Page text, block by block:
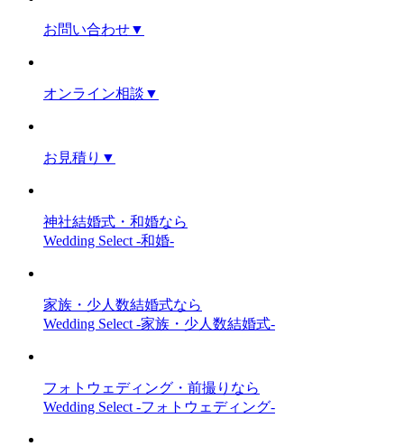
お問い合わせ▼
オンライン相談 ▼
お見積り ▼
神社結婚式・和婚なら
Wedding Select -和婚-
家族・少人数結婚式なら
Wedding Select -家族・少人数結婚式-
フォトウェディング・前撮りなら
Wedding Select -フォトウェディング-